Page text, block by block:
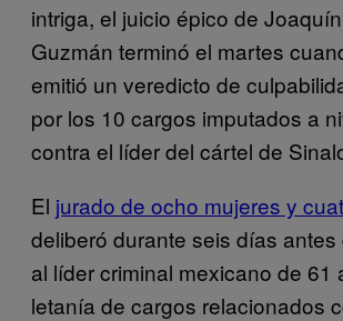
intriga, el juicio épico de
Guzmán terminó el martes
emitió un veredicto de
por los 10 cargos imputados a
contra el líder del cártel de
El jurado de ocho mujeres y
deliberó durante seis días
al líder criminal mexicano de 61
letanía de cargos relacionados